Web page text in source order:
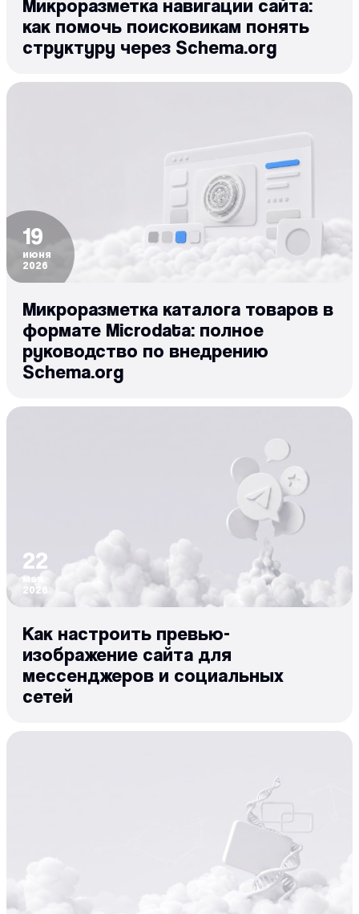
Микроразметка навигации сайта:
как помочь поисковикам понять
структуру через Schema.org
19
июня
2026
Микроразметка каталога товаров в
формате Microdata: полное
руководство по внедрению
Schema.org
22
мая
2026
Как настроить превью-
изображение сайта для
мессенджеров и социальных
сетей